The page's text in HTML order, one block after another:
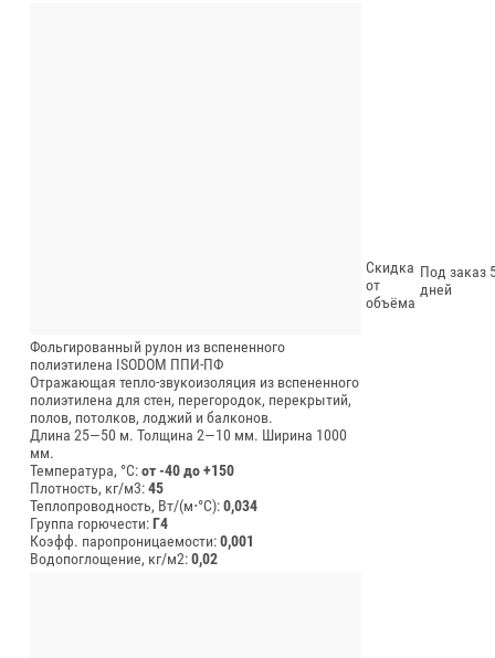
Фольгированный рулон из вспененного
полиэтилена ISODOM ППИ-ПФ
Отражающая тепло-звукоизоляция из вспененного
полиэтилена для стен, перегородок, перекрытий,
полов, потолков, лоджий и балконов.
Длина 25—50 м. Толщина 2—10 мм. Ширина 1000
мм.
Температура, °C:от -40 до +150
Плотность, кг/м3:45
Теплопроводность, Вт/(м⋅°С):0,034
Группа горючести:Г4
Коэфф. паропроницаемости:0,001
Водопоглощение, кг/м2:0,02
Скидка
от
объёма
Под заказ
дней